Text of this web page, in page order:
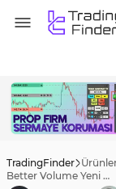
TradingFinder
Better Volume Yeni Uyarılar Göstergesi MT5 İndir – Ücretsiz – [TFlab]